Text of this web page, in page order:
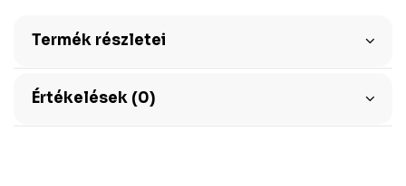
Termék részletei
Értékelések (0)